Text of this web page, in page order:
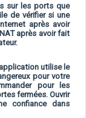
sur les ports que
de vérifier si une
après avoir
après avoir fait
utilise le
pour votre
pour les
fermées. Ouvrir
confiance dans